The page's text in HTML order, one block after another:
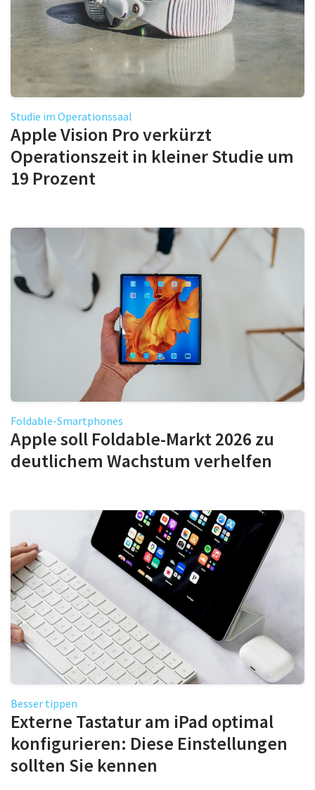
Studie im Operationssaal
Apple Vision Pro verkürzt
Operationszeit in kleiner Studie um
19 Prozent
Foldable-Smartphones
Apple soll Foldable-Markt 2026 zu
deutlichem Wachstum verhelfen
Besser tippen
Externe Tastatur am iPad optimal
konfigurieren: Diese Einstellungen
sollten Sie kennen